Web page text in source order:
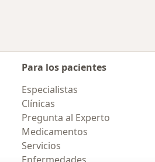
Para los pacientes
Especialistas
Clínicas
Pregunta al Experto
Medicamentos
Servicios